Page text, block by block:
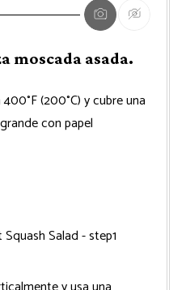
moscada asada.
(200°C) y cubre una
con papel